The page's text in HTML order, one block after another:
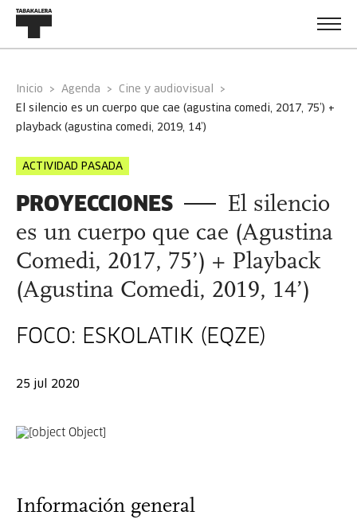
Inicio Agenda
Cine y audiovisual
el silencio es un cuerpo que cae (agustina comedi, 2017, 75’) +
playback (agustina comedi, 2019, 14’)
ACTIVIDAD PASADA
PROYECCIONES
El silencio
es un cuerpo que cae (Agustina
Comedi, 2017, 75’) + Playback
(Agustina Comedi, 2019, 14’)
FOCO: ESKOLATIK (EQZE)
25 jul 2020
Información general